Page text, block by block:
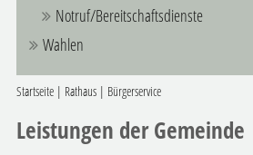
Notruf/Bereitschaftsdienste
Wahlen
Startseite| Rathaus| Bürgerservice
Leistungen der Gemeinde